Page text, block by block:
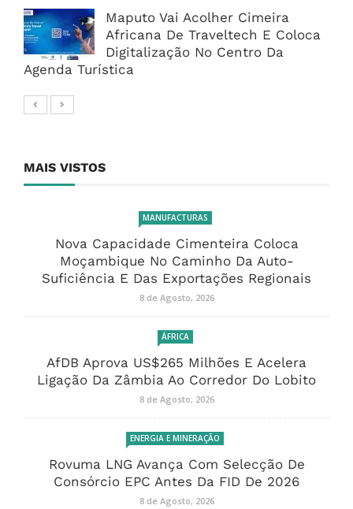
Maputo Vai Acolher Cimeira
Africana De Traveltech E Coloca
Digitalização No Centro Da
Agenda Turística
MAIS VISTOS
MANUFACTURAS
Nova Capacidade Cimenteira Coloca
Moçambique No Caminho Da Auto-
Suficiência E Das Exportações Regionais
8 de Agosto, 2026
ÁFRICA
AfDB Aprova US$265 Milhões E Acelera
Ligação Da Zâmbia Ao Corredor Do Lobito
8 de Agosto, 2026
ENERGIA E MINERAÇÃO
Rovuma LNG Avança Com Selecção De
Consórcio EPC Antes Da FID De 2026
8 de Agosto, 2026